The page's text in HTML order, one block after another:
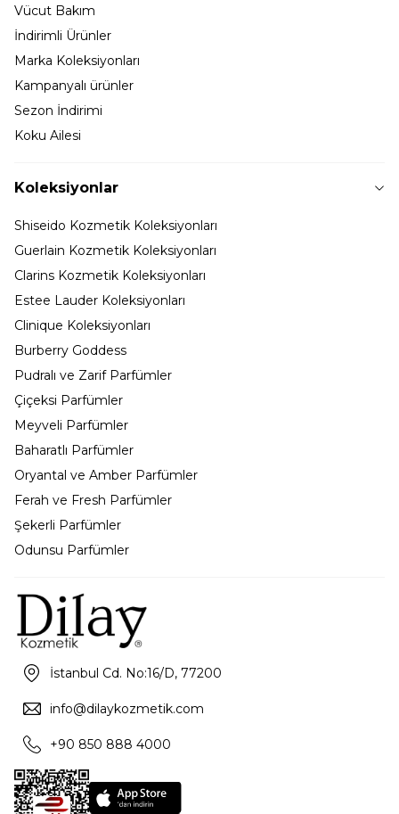
Vücut Bakım
İndirimli Ürünler
Marka Koleksiyonları
Kampanyalı ürünler
Sezon İndirimi
Koku Ailesi
Koleksiyonlar
Shiseido Kozmetik Koleksiyonları
Guerlain Kozmetik Koleksiyonları
Clarins Kozmetik Koleksiyonları
Estee Lauder Koleksiyonları
Clinique Koleksiyonları
Burberry Goddess
Pudralı ve Zarif Parfümler
Çiçeksi Parfümler
Meyveli Parfümler
Baharatlı Parfümler
Oryantal ve Amber Parfümler
Ferah ve Fresh Parfümler
Şekerli Parfümler
Odunsu Parfümler
İstanbul Cd. No:16/D, 77200
info@dilaykozmetik.com
+90 850 888 4000